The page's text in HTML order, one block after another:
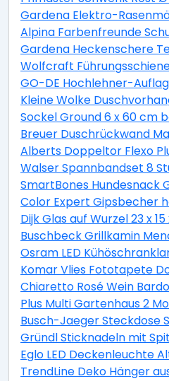
Gardena Elektro-
Alpina Farbenfreunde
Gardena Heckenschere
Wolfcraft
GO-DE Hochlehner-
Kleine Wolke
Sockel Ground 6 x 60 cm
Breuer Duschrückwand
Alberts Doppeltor Flexo
Walser Spannbandset 8
SmartBones Hundesnack
Color Expert Gipsbecher
Dijk Glas auf Wurzel 23 x 15
Buschbeck Grillkamin
Osram LED
Komar Vlies Fototapete
Chiaretto Rosé Wein
Plus Multi Gartenhaus 2
Busch-Jaeger Steckdose
Gründl Sticknadeln mit
Eglo LED Deckenleuchte
TrendLine Deko Hänger